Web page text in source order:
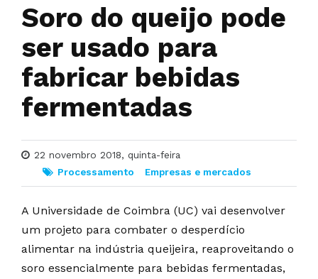
Soro do queijo pode
ser usado para
fabricar bebidas
fermentadas
22 novembro 2018, quinta-feira
Processamento
Empresas e mercados
A Universidade de Coimbra (UC) vai desenvolver
um projeto para combater o desperdício
alimentar na indústria queijeira, reaproveitando o
soro essencialmente para bebidas fermentadas,